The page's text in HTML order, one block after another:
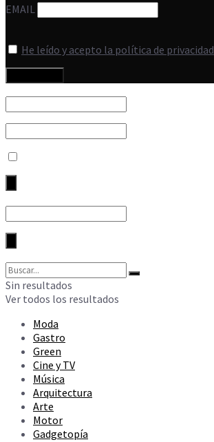
EMAIL
He leído y acepto la política de privacidad
Sin resultados
Ver todos los resultados
Moda
Gastro
Green
Cine y TV
Música
Arquitectura
Arte
Motor
Gadgetopía